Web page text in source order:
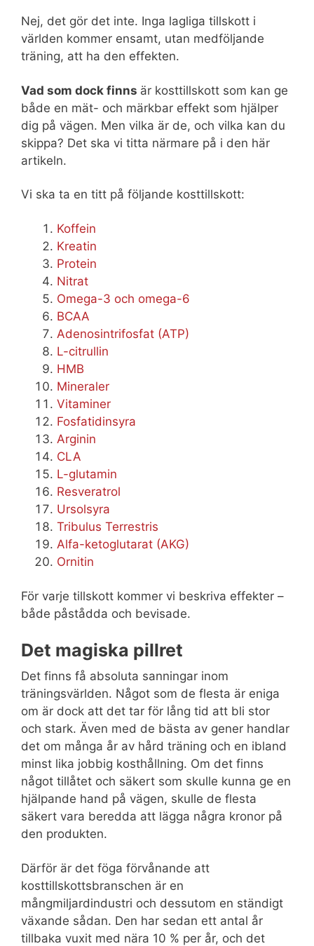
Nej, det gör det inte. Inga lagliga tillskott i
världen kommer ensamt, utan medföljande
träning, att ha den effekten.
Vad som dock finns är kosttillskott som kan ge
både en mät- och märkbar effekt som hjälper
dig på vägen. Men vilka är de, och vilka kan du
skippa? Det ska vi titta närmare på i den här
artikeln.
Vi ska ta en titt på följande kosttillskott:
Koffein
Kreatin
Protein
Nitrat
Omega-3 och omega-6
BCAA
Adenosintrifosfat (ATP)
L-citrullin
HMB
Mineraler
Vitaminer
Fosfatidinsyra
Arginin
CLA
L-glutamin
Resveratrol
Ursolsyra
Tribulus Terrestris
Alfa-ketoglutarat (AKG)
Ornitin
För varje tillskott kommer vi beskriva effekter –
både påstådda och bevisade.
Det magiska pillret
Det finns få absoluta sanningar inom
träningsvärlden. Något som de flesta är eniga
om är dock att det tar för lång tid att bli stor
och stark. Även med de bästa av gener handlar
det om många år av hård träning och en ibland
minst lika jobbig kosthållning. Om det finns
något tillåtet och säkert som skulle kunna ge en
hjälpande hand på vägen, skulle de flesta
säkert vara beredda att lägga några kronor på
den produkten.
Därför är det föga förvånande att
kosttillskottsbranschen är en
mångmiljardindustri och dessutom en ständigt
växande sådan. Den har sedan ett antal år
tillbaka vuxit med nära 10 % per år, och det